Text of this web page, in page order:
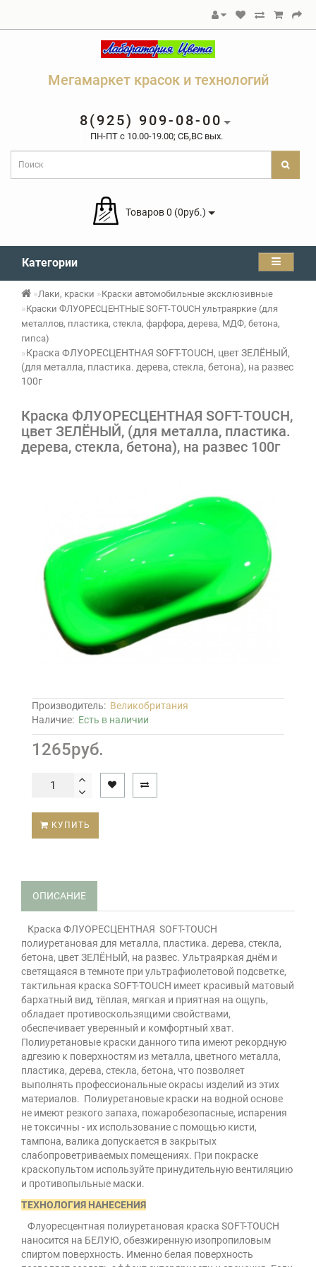
Мегамаркет красок и технологий
8(925) 909-08-00
ПН-ПТ c 10.00-19.00; СБ,ВС вых.
Товаров 0 (0руб.)
Категории
Лаки, краски
Краски автомобильные эксклюзивные
Краски ФЛУОРЕСЦЕНТНЫЕ SOFT-TOUCH ультраяркие (для
металлов, пластика, стекла, фарфора, дерева, МДФ, бетона,
гипса)
Краска ФЛУОРЕСЦЕНТНАЯ SOFT-ТOUCH, цвет ЗЕЛЁНЫЙ,
(для металла, пластика. дерева, стекла, бетона), на развес
100г
Краска ФЛУОРЕСЦЕНТНАЯ SOFT-ТOUCH,
цвет ЗЕЛЁНЫЙ, (для металла, пластика.
дерева, стекла, бетона), на развес 100г
Производитель: Великобритания
Наличие: Есть в наличии
1265руб.
КУПИТЬ
ОПИСАНИЕ
Краска ФЛУОРЕСЦЕНТНАЯ SOFT-ТOUCH
полиуретановая для металла, пластика. дерева, стекла,
бетона, цвет ЗЕЛЁНЫЙ, на развес. Ультраяркая днём и
светящаяся в темноте при ультрафиолетовой подсветке,
тактильная краска SOFT-TOUCH имеет красивый матовый
бархатный вид, тёплая, мягкая и приятная на ощупь,
обладает противоскользящими свойствами,
обеспечивает уверенный и комфортный хват.
Полиуретановые краски данного типа имеют рекордную
адгезию к поверхностям из металла, цветного металла,
пластика, дерева, стекла, бетона, что позволяет
выполнять профессиональные окрасы изделий из этих
материалов. Полиуретановые краски на водной основе
не имеют резкого запаха, пожаробезопасные, испарения
не токсичны - их использование с помощью кисти,
тампона, валика допускается в закрытых
слабопроветриваемых помещениях. При покраске
краскопультом используйте принудительную вентиляцию
и противопыльные маски.
ТЕХНОЛОГИЯ НАНЕСЕНИЯ
Флуоресцентная полиуретановая краска SOFT-ТOUCH
наносится на БЕЛУЮ, обезжиренную изопропиловым
спиртом поверхность. Именно белая поверхность